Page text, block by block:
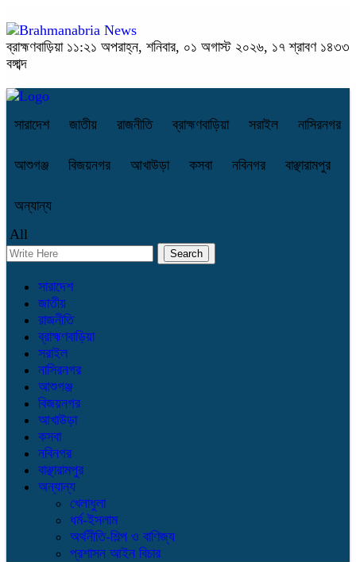
ব্রাহ্মণবাড়িয়া ১১:২১ অপরাহ্ন, শনিবার, ০১ অগাস্ট ২০২৬, ১৭ শ্রাবণ ১৪৩৩
বঙ্গাব্দ
সারাদেশ জাতীয় রাজনীতি ব্রাহ্মণবাড়িয়া সরাইল নাসিরনগর
আশুগঞ্জ বিজয়নগর আখাউড়া কসবা নবিনগর বাঞ্ছারামপুর
অন্যান্য
All
সারাদেশ
জাতীয়
রাজনীতি
ব্রাহ্মণবাড়িয়া
সরাইল
নাসিরনগর
আশুগঞ্জ
বিজয়নগর
আখাউড়া
কসবা
নবিনগর
বাঞ্ছারামপুর
অন্যান্য
খেলাধুলা
ধর্ম-ইসলাম
অর্থনীতি-শিল্প ও বাণিজ্য
প্রশাসন আইন বিচার